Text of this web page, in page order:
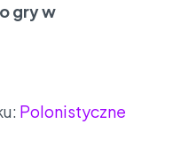
gry w
Polonistyczne